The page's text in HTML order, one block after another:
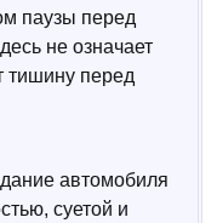
паузы перед
не означает
тишину перед
автомобиля
суетой и